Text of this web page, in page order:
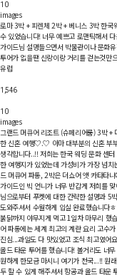
10
images
로마 3박 + 피렌체 2박 + 베니스 3박한국
수 있었습니다! 너무 예쁘고 로맨틱해서
가이드님 설명들으면서 박물관이나 문화
투어가 없을땐 신랑이랑 거리를 걷는것만
유럽
1,546
10
images
그랜드 머큐어 리조트 (슈페리어룸) 3박 +
한 신혼 여행♡.♡ 아마 대부분의 신혼 부
생각합니다..!! 저희는 한국 웨딩 문화 센
한 여행지가 있었는데 가성비가 가장 넘
드 머큐어 파통, 2박은 더쇼어 앳 카타타
가이드인 빅 언니가 너무 반갑게 저희를
님으로부터 푸켓에 대한 간략한 설명과 5
도와주셔서 수월하게 입실 완료했습니다
붉닭까지 야무지게 먹고 1일차 마무리 했
어 파통에는 세계 최고의 계란 요리 고수
진심...과일도 다 맛있었고 조식 최고였어
올드 타운 투어를 했습니다! 볼거리도 너
원하게 한모금 마시니 여기가 천국...!! 원
두 할 수 있게 해주셔서 항공과 올드 타운